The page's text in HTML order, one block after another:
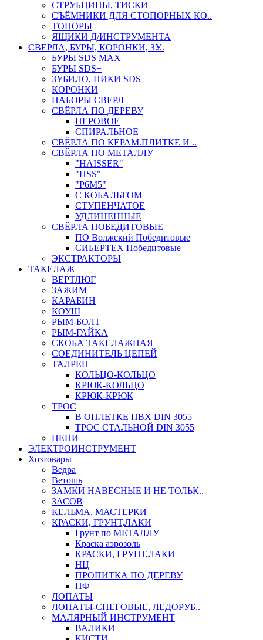
СТРУБЦИНЫ, ТИСКИ
СЪЁМНИКИ ДЛЯ СТОПОРНЫХ КО..
ТОПОРЫ
ЯЩИКИ Д/ИНСТРУМЕНТА
СВЕРЛА, БУРЫ, КОРОНКИ, ЗУ..
БУРЫ SDS MAX
БУРЫ SDS+
ЗУБИЛО, ПИКИ SDS
КОРОНКИ
НАБОРЫ СВЕРЛ
СВЁРЛА ПО ДЕРЕВУ
ПЕРОВОЕ
СПИРАЛЬНОЕ
СВЁРЛА ПО КЕРАМ.ПЛИТКЕ И ..
СВЁРЛА ПО МЕТАЛЛУ
"HAISSER"
"HSS"
"Р6М5"
С КОБАЛЬТОМ
СТУПЕНЧАТОЕ
УДЛИНЕННЫЕ
СВЁРЛА ПОБЕДИТОВЫЕ
ПО Волжский Победитовые
СИБЕРТЕХ Победитовые
ЭКСТРАКТОРЫ
ТАКЕЛАЖ
ВЕРТЛЮГ
ЗАЖИМ
КАРАБИН
КОУШ
РЫМ-БОЛТ
РЫМ-ГАЙКА
СКОБА ТАКЕЛАЖНАЯ
СОЕДИНИТЕЛЬ ЦЕПЕЙ
ТАЛРЕП
КОЛЬЦО-КОЛЬЦО
КРЮК-КОЛЬЦО
КРЮК-КРЮК
ТРОС
В ОПЛЕТКЕ ПВХ DIN 3055
ТРОС СТАЛЬНОЙ DIN 3055
ЦЕПИ
ЭЛЕКТРОИНСТРУМЕНТ
Хозтовары
Ведра
Ветошь
ЗАМКИ НАВЕСНЫЕ И НЕ ТОЛЬК..
ЗАСОВ
КЕЛЬМА, МАСТЕРКИ
КРАСКИ, ГРУНТ,ЛАКИ
Грунт по МЕТАЛЛУ
Краска аэрозоль
КРАСКИ, ГРУНТ,ЛАКИ
НЦ
ПРОПИТКА ПО ДЕРЕВУ
ПФ
ЛОПАТЫ
ЛОПАТЫ-СНЕГОВЫЕ, ЛЕДОРУБ..
МАЛЯРНЫЙ ИНСТРУМЕНТ
ВАЛИКИ